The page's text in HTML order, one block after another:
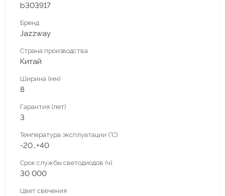
b303917
Бренд
Jazzway
Страна производства
Китай
Ширина (мм)
8
Гарантия (лет)
3
Температура эксплуатации (°С)
-20…+40
Срок службы светодиодов (ч)
30 000
Цвет свечения